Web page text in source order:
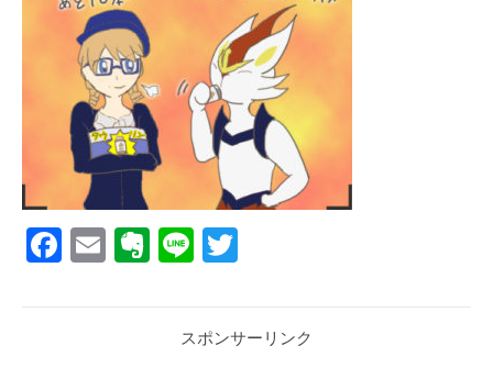
Facebook
EmailEvernote
Line
スポンサーリンク